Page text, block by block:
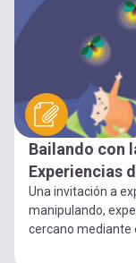
Bailando con
Experiencias
Una invitación a
manipulando,
cercano mediante